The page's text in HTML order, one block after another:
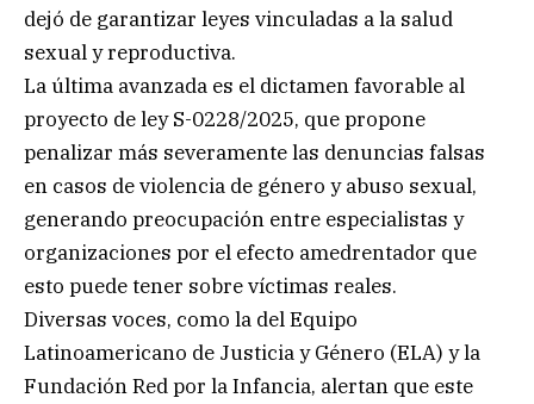
dejó de garantizar leyes vinculadas a la salud
sexual y reproductiva.
La última avanzada es el dictamen favorable al
proyecto de ley S-0228/2025, que propone
penalizar más severamente las denuncias falsas
en casos de violencia de género y abuso sexual,
generando preocupación entre especialistas y
organizaciones por el efecto amedrentador que
esto puede tener sobre víctimas reales.
Diversas voces, como la del Equipo
Latinoamericano de Justicia y Género (ELA) y la
Fundación Red por la Infancia, alertan que este